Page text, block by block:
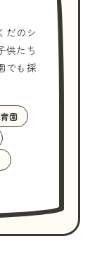
だのシ
供たち
でも採
園